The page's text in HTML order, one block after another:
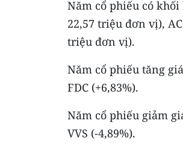
Năm cổ phiếu có
22,57 triệu đơn vị),
triệu đơn vị).
Năm cổ phiếu tăng
FDC (+6,83%).
Năm cổ phiếu giảm
VVS (-4,89%).